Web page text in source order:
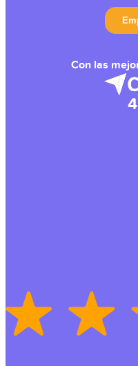
Con las